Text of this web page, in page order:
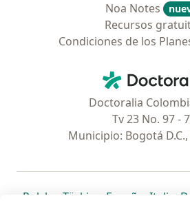
Noa Notes
Recursos
Condiciones de los
Doctoralia
Tv 23 No. 97 -
Municipio: Bogotá
Polska se abre en una nueva
Türkiye se abre en una
España se abre
Italia